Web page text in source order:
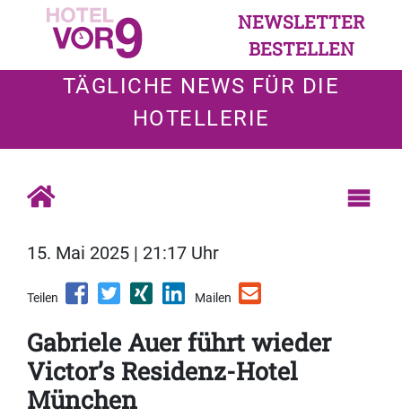
NEWSLETTER
BESTELLEN
TÄGLICHE NEWS FÜR DIE
HOTELLERIE
15. Mai 2025 | 21:17 Uhr
Teilen Mailen
Gabriele Auer führt wieder
Victor’s Residenz-Hotel
München